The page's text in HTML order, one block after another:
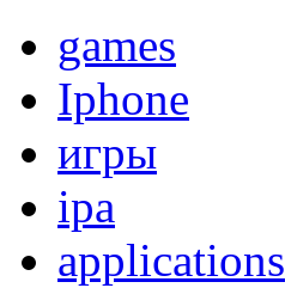
games
Iphone
игры
ipa
applications